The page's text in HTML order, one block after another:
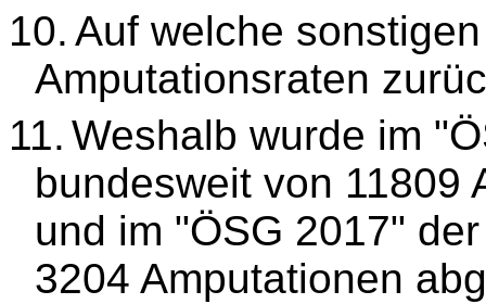
10. Auf welche
Amputationsraten
11. Weshalb wurde im
bundesweit von 11809
und im "ÖSG 2017"
3204 Amputationen